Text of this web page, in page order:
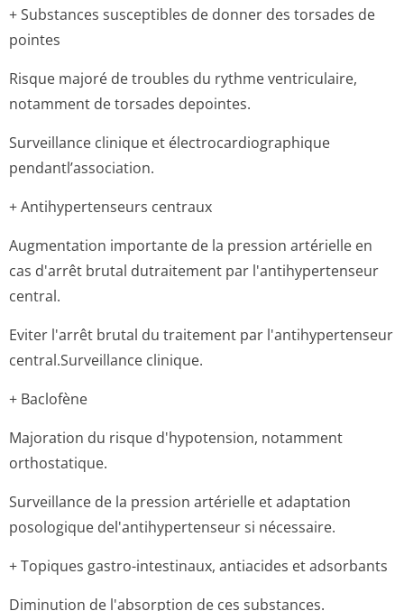
+ Substances susceptibles de donner des torsades de
pointes
Risque majoré de troubles du rythme ventriculaire,
notamment de torsades depointes.
Surveillance clinique et électrocardio­graphique
pendantl’asso­ciation.
+ Antihypertenseurs centraux
Augmentation importante de la pression artérielle en
cas d'arrêt brutal dutraitement par l'antihypertenseur
central.
Eviter l'arrêt brutal du traitement par l'antihypertenseur
central.Surve­illance clinique.
+ Baclofène
Majoration du risque d'hypotension, notamment
orthostatique.
Surveillance de la pression artérielle et adaptation
posologique del'antihyper­tenseur si nécessaire.
+ Topiques gastro-intestinaux, antiacides et adsorbants
Diminution de l'absorption de ces substances.